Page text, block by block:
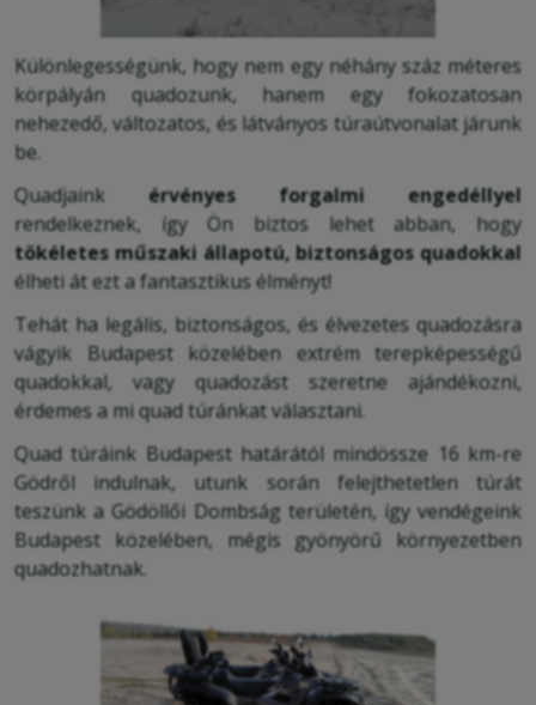
Különlegességünk, hogy nem egy néhány száz méteres
körpályán quadozunk, hanem egy fokozatosan
nehezedő, változatos, és látványos túraútvonalat járunk
be.
Quadjaink érvényes forgalmi engedéllyel
rendelkeznek, így Ön biztos lehet abban, hogy
tökéletes műszaki állapotú, biztonságos quadokkal
élheti át ezt a fantasztikus élményt!
Tehát ha legális, biztonságos, és élvezetes quadozásra
vágyik Budapest közelében extrém terepképességű
quadokkal, vagy quadozást szeretne ajándékozni,
érdemes a mi quad túránkat választani.
Quad túráink Budapest határától mindössze 16 km-re
Gödről indulnak, utunk során felejthetetlen túrát
teszünk a Gödöllői Dombság területén, így vendégeink
Budapest közelében, mégis gyönyörű környezetben
quadozhatnak.